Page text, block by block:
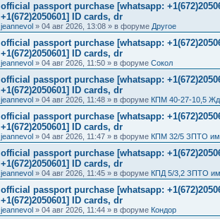
official passport purchase [whatsapp:
+1(672)2050601] ID cards, dr
jeannevol » 04 авг 2026, 13:08 » в форуме Другое
official passport purchase [whatsapp:
+1(672)2050601] ID cards, dr
jeannevol » 04 авг 2026, 11:50 » в форуме Сокол
official passport purchase [whatsapp:
+1(672)2050601] ID cards, dr
jeannevol » 04 авг 2026, 11:48 » в форуме КПМ 40-27-10,5
official passport purchase [whatsapp:
+1(672)2050601] ID cards, dr
jeannevol » 04 авг 2026, 11:47 » в форуме КПМ 32/5 ЗПТО
official passport purchase [whatsapp:
+1(672)2050601] ID cards, dr
jeannevol » 04 авг 2026, 11:45 » в форуме КПД 5/3,2 ЗПТО
official passport purchase [whatsapp:
+1(672)2050601] ID cards, dr
jeannevol » 04 авг 2026, 11:44 » в форуме Кондор